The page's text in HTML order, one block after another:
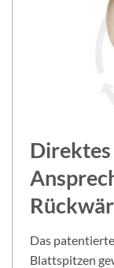
Das
Blattspitzen